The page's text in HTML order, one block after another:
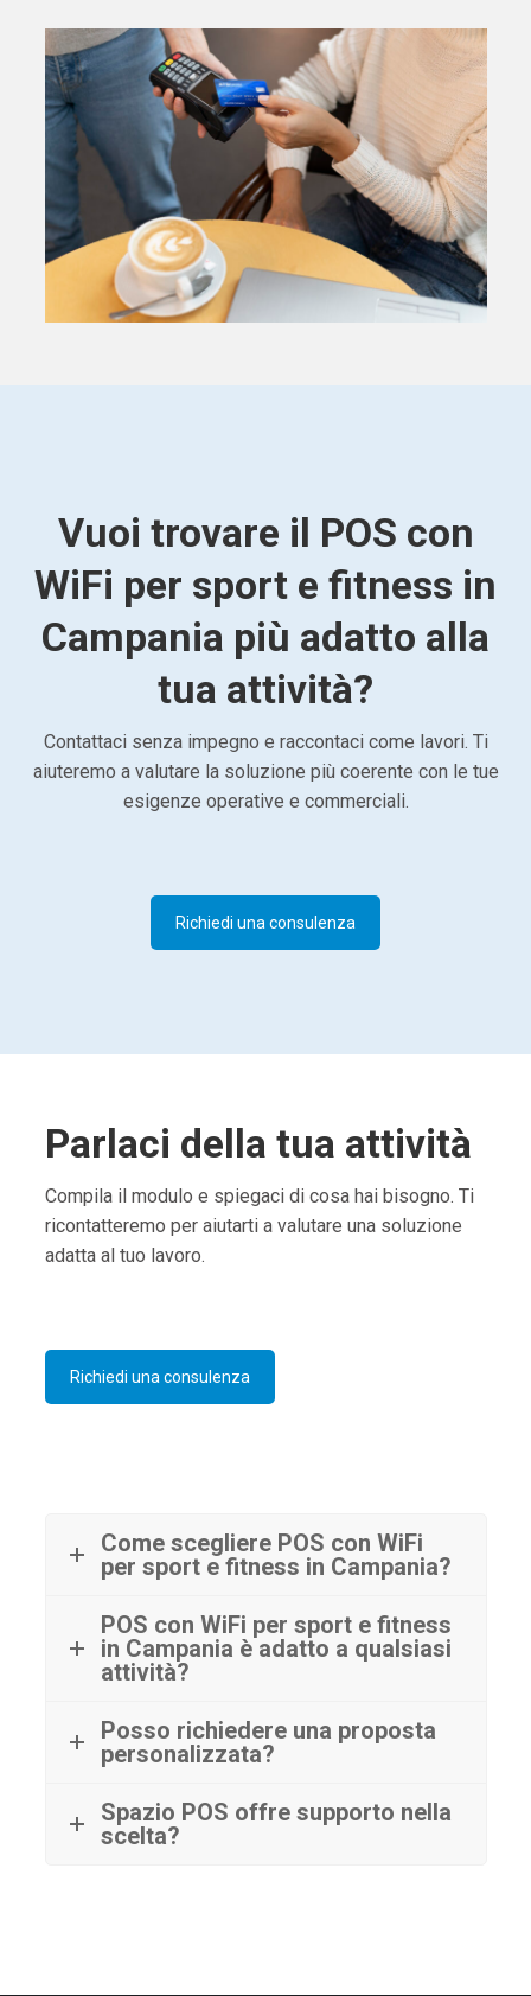
Vuoi trovare il POS con
WiFi per sport e fitness in
Campania più adatto alla
tua attività?
Contattaci senza impegno e raccontaci come lavori. Ti
aiuteremo a valutare la soluzione più coerente con le tue
esigenze operative e commerciali.
Richiedi una consulenza
Parlaci della tua attività
Compila il modulo e spiegaci di cosa hai bisogno. Ti
ricontatteremo per aiutarti a valutare una soluzione
adatta al tuo lavoro.
Richiedi una consulenza
Come scegliere POS con WiFi
per sport e fitness in Campania?
POS con WiFi per sport e fitness
in Campania è adatto a qualsiasi
attività?
Posso richiedere una proposta
personalizzata?
Spazio POS offre supporto nella
scelta?